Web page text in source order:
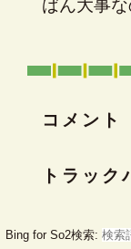
ばん大事
コメント
トラック
Bing for So2検索: